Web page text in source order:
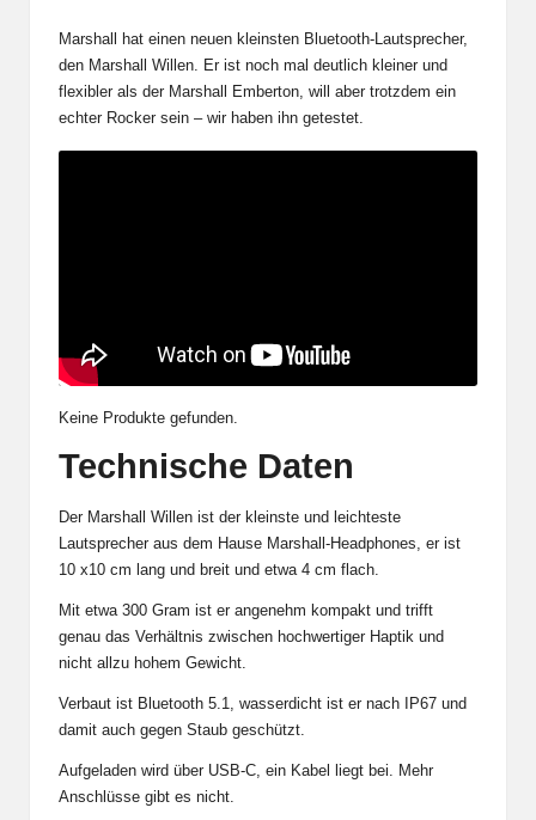
Marshall hat einen neuen kleinsten Bluetooth-Lautsprecher,
den Marshall Willen. Er ist noch mal deutlich kleiner und
flexibler als der Marshall Emberton, will aber trotzdem ein
echter Rocker sein – wir haben ihn getestet.
Keine Produkte gefunden.
Technische Daten
Der Marshall Willen ist der kleinste und leichteste
Lautsprecher aus dem Hause Marshall-Headphones, er ist
10 x10 cm lang und breit und etwa 4 cm flach.
Mit etwa 300 Gram ist er angenehm kompakt und trifft
genau das Verhältnis zwischen hochwertiger Haptik und
nicht allzu hohem Gewicht.
Verbaut ist Bluetooth 5.1, wasserdicht ist er nach IP67 und
damit auch gegen Staub geschützt.
Aufgeladen wird über USB-C, ein Kabel liegt bei. Mehr
Anschlüsse gibt es nicht.